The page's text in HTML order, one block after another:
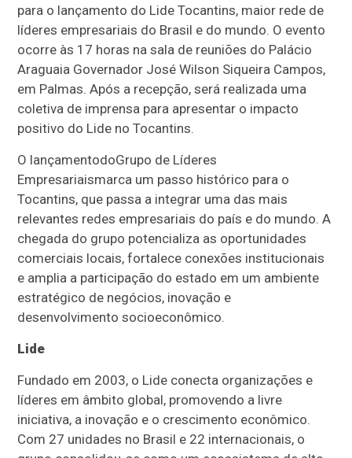
para o lançamento do Lide Tocantins, maior rede de
líderes empresariais do Brasil e do mundo. O evento
ocorre às 17 horas na sala de reuniões do Palácio
Araguaia Governador José Wilson Siqueira Campos,
em Palmas. Após a recepção, será realizada uma
coletiva de imprensa para apresentar o impacto
positivo do Lide no Tocantins.
O lançamentodoGrupo de Líderes
Empresariaismarca um passo histórico para o
Tocantins, que passa a integrar uma das mais
relevantes redes empresariais do país e do mundo. A
chegada do grupo potencializa as oportunidades
comerciais locais, fortalece conexões institucionais
e amplia a participação do estado em um ambiente
estratégico de negócios, inovação e
desenvolvimento socioeconômico.
Lide
Fundado em 2003, o Lide conecta organizações e
líderes em âmbito global, promovendo a livre
iniciativa, a inovação e o crescimento econômico.
Com 27 unidades no Brasil e 22 internacionais, o